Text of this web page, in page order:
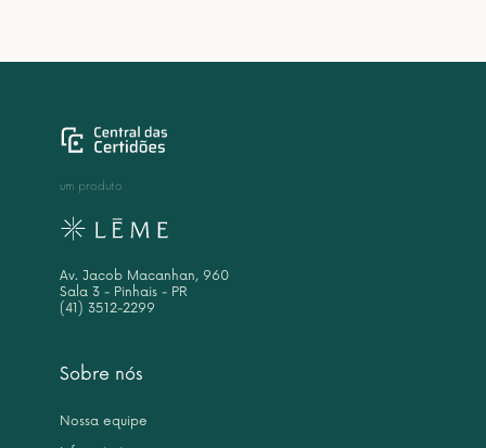
Sobre nós
Nossa equipe
um produto
Av. Jacob Macanhan, 960
Sala 3 - Pinhais - PR
(41) 3512-2299